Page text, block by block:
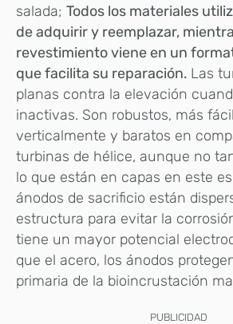
salada; Todos los materiales
de adquirir y reemplazar,
revestimiento viene en un
que facilita su reparación. Las
planas contra la elevación
inactivas. Son robustos, más
verticalmente y baratos en
turbinas de hélice, aunque no
lo que están en capas en este
ánodos de sacrificio están
estructura para evitar la
tiene un mayor potencial
que el acero, los ánodos
primaria de la bioincrustación
PUBLICIDAD